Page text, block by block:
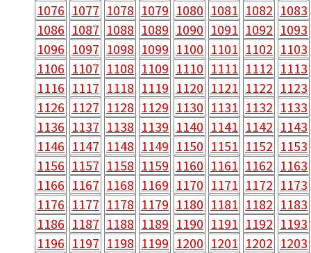
1076 1077 1078 1079 1080 1081 1082 1083
1086 1087 1088 1089 1090 1091 1092 1093
1096 1097 1098 1099 1100 1101 1102 1103
1106 1107 1108 1109 1110 1111 1112 1113
1116 1117 1118 1119 1120 1121 1122 1123
1126 1127 1128 1129 1130 1131 1132 1133
1136 1137 1138 1139 1140 1141 1142 1143
1146 1147 1148 1149 1150 1151 1152 1153
1156 1157 1158 1159 1160 1161 1162 1163
1166 1167 1168 1169 1170 1171 1172 1173
1176 1177 1178 1179 1180 1181 1182 1183
1186 1187 1188 1189 1190 1191 1192 1193
1196 1197 1198 1199 1200 1201 1202 1203